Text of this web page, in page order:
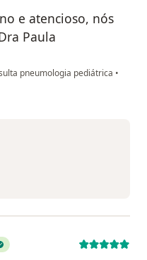
e atencioso, nós
Paula
pneumologia pediátrica •